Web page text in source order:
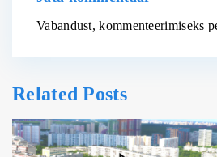
Vabandust, kommenteerimiseks
Related Posts